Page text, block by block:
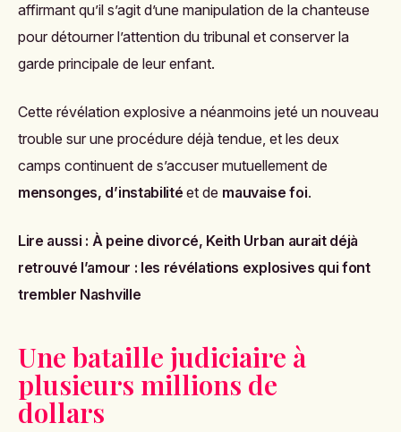
affirmant qu’il s’agit d’une manipulation de la chanteuse
pour détourner l’attention du tribunal et conserver la
garde principale de leur enfant.
Cette révélation explosive a néanmoins jeté un nouveau
trouble sur une procédure déjà tendue, et les deux
camps continuent de s’accuser mutuellement de
mensonges, d’instabilité et de mauvaise foi.
Lire aussi : À peine divorcé, Keith Urban aurait déjà
retrouvé l’amour : les révélations explosives qui font
trembler Nashville
Une bataille judiciaire à
plusieurs millions de
dollars